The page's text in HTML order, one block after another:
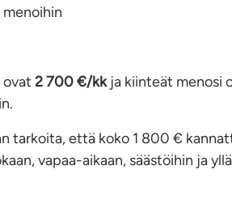
2 700 €/kkja kiinteät menosi
tarkoita, että koko 1 800 €
vapaa-aikaan, säästöihin ja